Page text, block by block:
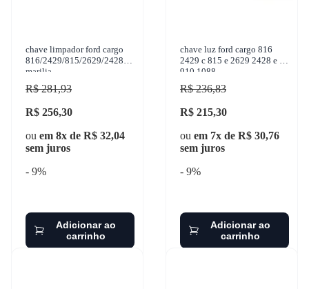
chave limpador ford cargo
816/2429/815/2629/2428
marilia
R$ 281,93
R$ 256,30
ou em 8x de R$ 32,04
sem juros
- 9%
Adicionar ao
carrinho
chave luz ford cargo 816
2429 c 815 e 2629 2428 e -
910.1088
R$ 236,83
R$ 215,30
ou em 7x de R$ 30,76
sem juros
- 9%
Adicionar ao
carrinho